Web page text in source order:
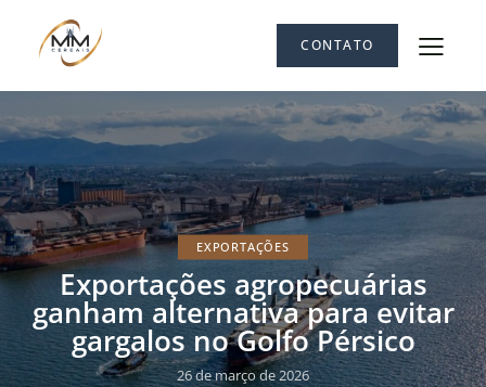
CONTATO
EXPORTAÇÕES
Exportações agropecuárias
ganham alternativa para evitar
gargalos no Golfo Pérsico
26 de março de 2026